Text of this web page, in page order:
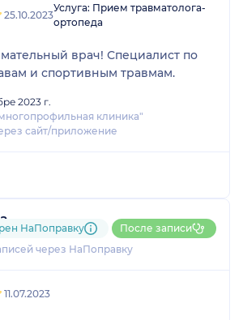
25.10.2023
Услуга: Прием травматолога-
ортопеда
врач! Специалист по
и спортивным травмам.
2023 г.
клиника"
сайт/приложение
через НаПоправку
НаПоправку После записи
11.07.2023